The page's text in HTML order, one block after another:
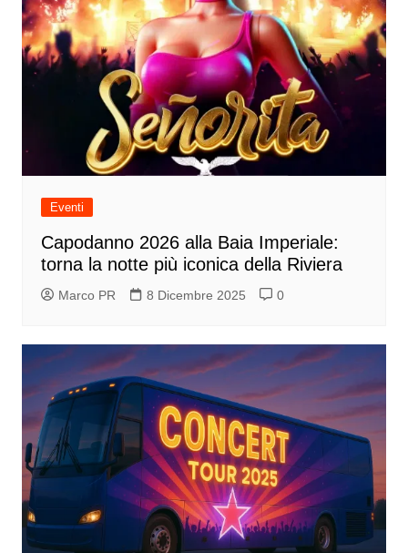
Eventi
Capodanno 2026 alla Baia Imperiale:
torna la notte più iconica della Riviera
Marco PR 8 Dicembre 2025 0